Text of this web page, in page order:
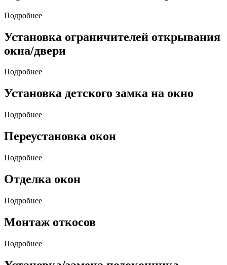
Подробнее
Установка ограничителей открывания
окна/двери
Подробнее
Установка детского замка на окно
Подробнее
Переустановка окон
Подробнее
Отделка окон
Подробнее
Монтаж откосов
Подробнее